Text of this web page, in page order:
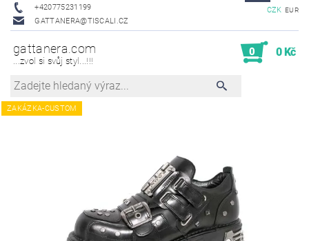
+420775231199
GATTANERA@TISCALI.CZ
CZK EUR
gattanera.com
...zvol si svůj styl...!!!
0 0 Kč
ZAKÁZKA-CUSTOM